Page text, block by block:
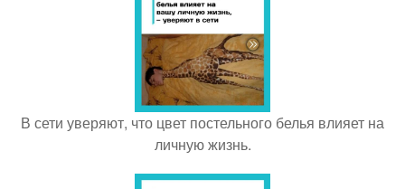
В сети уверяют, что цвет постельного белья влияет на
личную жизнь.